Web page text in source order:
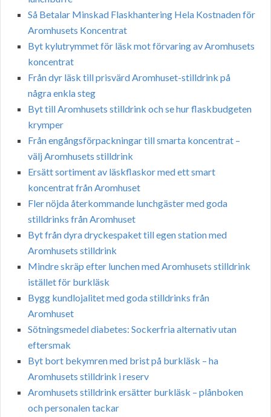
Så Betalar Minskad Flaskhantering Hela Kostnaden för
Aromhusets Koncentrat
Byt kylutrymmet för läsk mot förvaring av Aromhusets
koncentrat
Från dyr läsk till prisvärd Aromhuset-stilldrink på
några enkla steg
Byt till Aromhusets stilldrink och se hur flaskbudgeten
krymper
Från engångsförpackningar till smarta koncentrat –
välj Aromhusets stilldrink
Ersätt sortiment av läskflaskor med ett smart
koncentrat från Aromhuset
Fler nöjda återkommande lunchgäster med goda
stilldrinks från Aromhuset
Byt från dyra dryckespaket till egen station med
Aromhusets stilldrink
Mindre skräp efter lunchen med Aromhusets stilldrink
istället för burkläsk
Bygg kundlojalitet med goda stilldrinks från
Aromhuset
Sötningsmedel diabetes: Sockerfria alternativ utan
eftersmak
Byt bort bekymren med brist på burkläsk – ha
Aromhusets stilldrink i reserv
Aromhusets stilldrink ersätter burkläsk – plånboken
och personalen tackar